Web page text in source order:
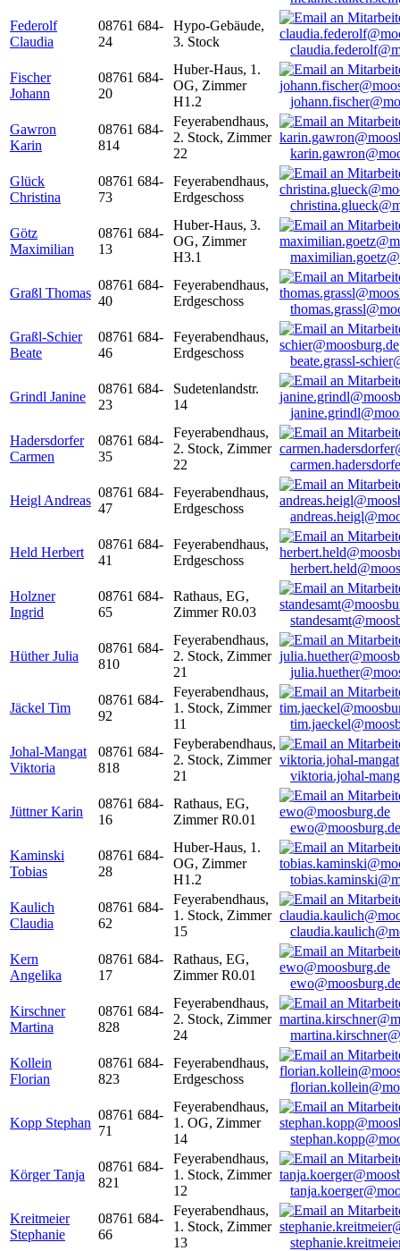
Federolf
Claudia
08761 684-
24
Hypo-Gebäude,
3. Stock
Fischer
Johann
08761 684-
20
Huber-Haus, 1.
OG, Zimmer
H1.2
Gawron
Karin
08761 684-
814
Feyerabendhaus,
2. Stock, Zimmer
22
Glück
Christina
08761 684-
73
Feyerabendhaus,
Erdgeschoss
Götz
Maximilian
08761 684-
13
Huber-Haus, 3.
OG, Zimmer
H3.1
Graßl Thomas
08761 684-
40
Feyerabendhaus,
Erdgeschoss
Graßl-Schier
Beate
08761 684-
46
Feyerabendhaus,
Erdgeschoss
beate.grassl-
Grindl Janine
08761 684-
23
Sudetenlandstr.
14
Hadersdorfer
Carmen
08761 684-
35
Feyerabendhaus,
2. Stock, Zimmer
22
Heigl Andreas
08761 684-
47
Feyerabendhaus,
Erdgeschoss
Held Herbert
08761 684-
41
Feyerabendhaus,
Erdgeschoss
Holzner
Ingrid
08761 684-
65
Rathaus, EG,
Zimmer R0.03
Hüther Julia
08761 684-
810
Feyerabendhaus,
2. Stock, Zimmer
21
Jäckel Tim
08761 684-
92
Feyerabendhaus,
1. Stock, Zimmer
11
Johal-Mangat
Viktoria
08761 684-
818
Feyberabendhaus,
2. Stock, Zimmer
21
viktoria.johal-
Jüttner Karin
08761 684-
16
Rathaus, EG,
Zimmer R0.01
ewo@moosburg.de
Kaminski
Tobias
08761 684-
28
Huber-Haus, 1.
OG, Zimmer
H1.2
Kaulich
Claudia
08761 684-
62
Feyerabendhaus,
1. Stock, Zimmer
15
Kern
Angelika
08761 684-
17
Rathaus, EG,
Zimmer R0.01
ewo@moosburg.de
Kirschner
Martina
08761 684-
828
Feyerabendhaus,
2. Stock, Zimmer
24
Kollein
Florian
08761 684-
823
Feyerabendhaus,
Erdgeschoss
Kopp Stephan
08761 684-
71
Feyerabendhaus,
1. OG, Zimmer
14
Körger Tanja
08761 684-
821
Feyerabendhaus,
1. Stock, Zimmer
12
Kreitmeier
Stephanie
08761 684-
66
Feyerabendhaus,
1. Stock, Zimmer
13